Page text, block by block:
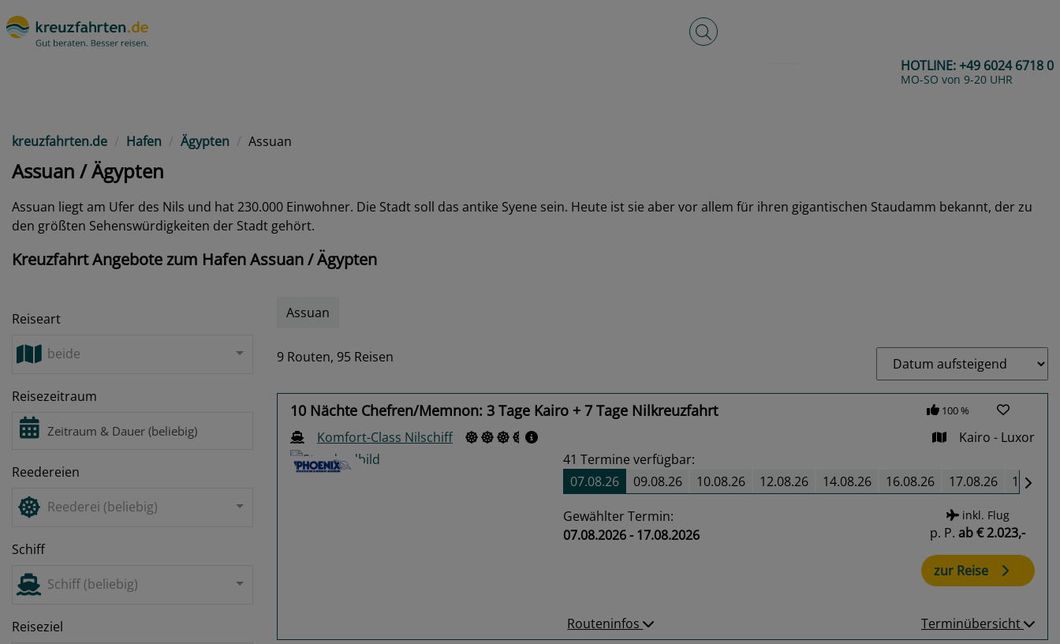
Volltextsuche
HOTLINE:+49 6024 6718 0
MO-SO von 9-20 UHR
kreuzfahrten.de Hafen Ägypten Assuan
Assuan / Ägypten
Assuan liegt am Ufer des Nils und hat 230.000 Einwohner. Die Stadt soll das antike Syene sein. Heute ist sie aber vor allem für ihren gigantischen Staudamm bekannt, der zu
den größten Sehenswürdigkeiten der Stadt gehört.
Kreuzfahrt Angebote zum Hafen Assuan / Ägypten
Reiseart
beide
Reisezeitraum
Reedereien
Reederei (beliebig)
Schiff
Schiff (beliebig)
Reiseziel
Assuan
9 Routen, 95 Reisen
10 Nächte Chefren/Memnon: 3 Tage Kairo + 7 Tage Nilkreuzfahrt 100 %
Komfort-Class Nilschiff Kairo - Luxor
41Termine verfügbar:
07.08.26
09.08.26 10.08.26 12.08.26 14.08.26 16.08.26 17.08.26
Gewählter Termin:
07.08.2026 - 17.08.2026
inkl. Flug
p. P. ab€ 2.023,-
zur Reise
Routeninfos Terminübersicht